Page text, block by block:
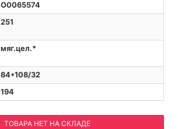
O0065574
251
мяг.цел.*
84*108/32
194
ТОВАРА НЕТ НА СКЛАДЕ